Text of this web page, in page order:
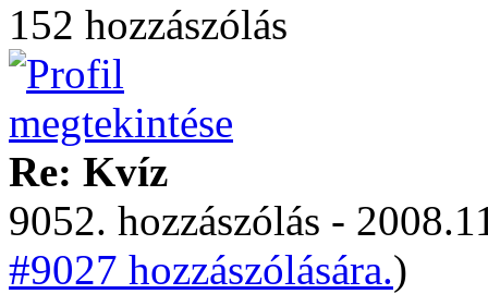
152 hozzászólás
Re: Kvíz
9052. hozzászólás -
#9027 hozzászólására.)